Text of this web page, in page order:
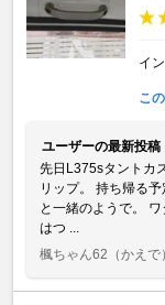
イ
こ
ユーザーの最新投稿
先日L375sタントカ
リップ。 持ち帰る
と一緒のようで。
はつ ...
楓ちゃん62（かえで）